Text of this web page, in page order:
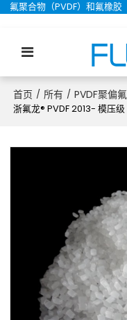
氟聚合物（PVDF）和氟橡胶
首页 / 所有 / PVDF聚偏
浙氟龙® PVDF 2013- 模压级